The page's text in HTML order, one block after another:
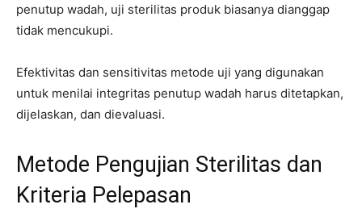
penutup wadah, uji sterilitas produk biasanya dianggap
tidak mencukupi.
Efektivitas dan sensitivitas metode uji yang digunakan
untuk menilai integritas penutup wadah harus ditetapkan,
dijelaskan, dan dievaluasi.
Metode Pengujian Sterilitas dan
Kriteria Pelepasan